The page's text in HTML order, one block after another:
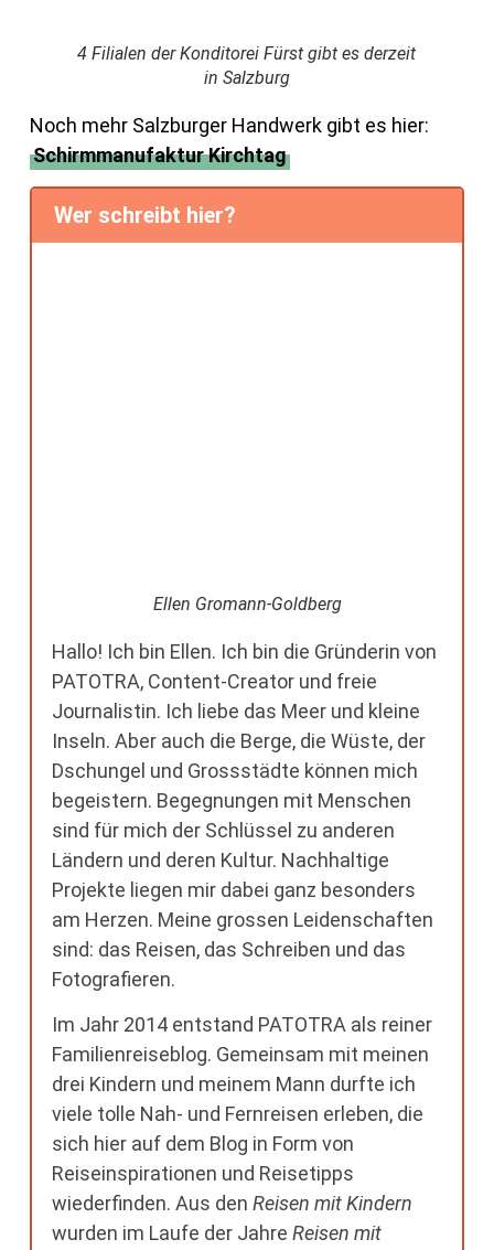
4 Filialen der Konditorei Fürst gibt es derzeit
in Salzburg
Noch mehr Salzburger Handwerk gibt es hier:
Schirmmanufaktur Kirchtag
Wer schreibt hier?
Ellen Gromann-Goldberg
Hallo! Ich bin Ellen. Ich bin die Gründerin von
PATOTRA, Content-Creator und freie
Journalistin. Ich liebe das Meer und kleine
Inseln. Aber auch die Berge, die Wüste, der
Dschungel und Grossstädte können mich
begeistern. Begegnungen mit Menschen
sind für mich der Schlüssel zu anderen
Ländern und deren Kultur. Nachhaltige
Projekte liegen mir dabei ganz besonders
am Herzen. Meine grossen Leidenschaften
sind: das Reisen, das Schreiben und das
Fotografieren.
Im Jahr 2014 entstand PATOTRA als reiner
Familienreiseblog. Gemeinsam mit meinen
drei Kindern und meinem Mann durfte ich
viele tolle Nah- und Fernreisen erleben, die
sich hier auf dem Blog in Form von
Reiseinspirationen und Reisetipps
wiederfinden. Aus den Reisen mit Kindern
wurden im Laufe der Jahre Reisen mit